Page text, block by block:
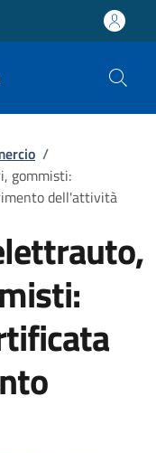
/
gommisti:
dell'attività